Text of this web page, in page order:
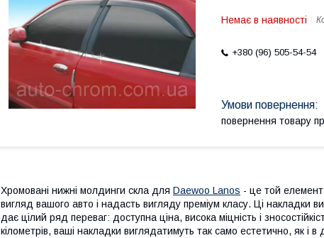
Немає в наявності
+380 (96) 505-54-54
повернення товару
Хромовані нижні молдинги скла для Daewoo Lanos - це той елемент
вигляд вашого авто і надасть вигляду преміум класу. Ці накладки
дає цілий ряд переваг: доступна ціна, висока міцність і
кілометрів, ваші накладки виглядатимуть так само естетично, як і в